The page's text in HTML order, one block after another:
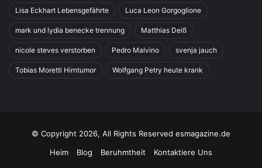
Lisa Eckhart Lebensgefährte Luca Leon Gorgoglione
mark und lydia benecke trennung Matthias Deiß
nicole steves verstorben Pedro Malvino svenja jauch
Tobias Moretti Hirntumor Wolfgang Petry heute krank
© Copyright 2026, All Rights Reserved esmagazine.de
Heim
Blog Beruhmtheit Kontaktiere Uns